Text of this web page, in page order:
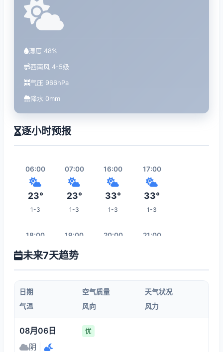
湿度 48%
西南风 4-5级
气压 966hPa
降水 0mm
逐小时预报
06:00
23°
1-3
07:00
23°
1-3
16:00
33°
1-3
17:00
33°
1-3
18:00
33°
19:00
33°
20:00 21:00
22:00
32°
1-3
23:00 01:00
未来7天趋势
日期 空气质量
天气状况
气温
风向 风力
08月06日 优
阴